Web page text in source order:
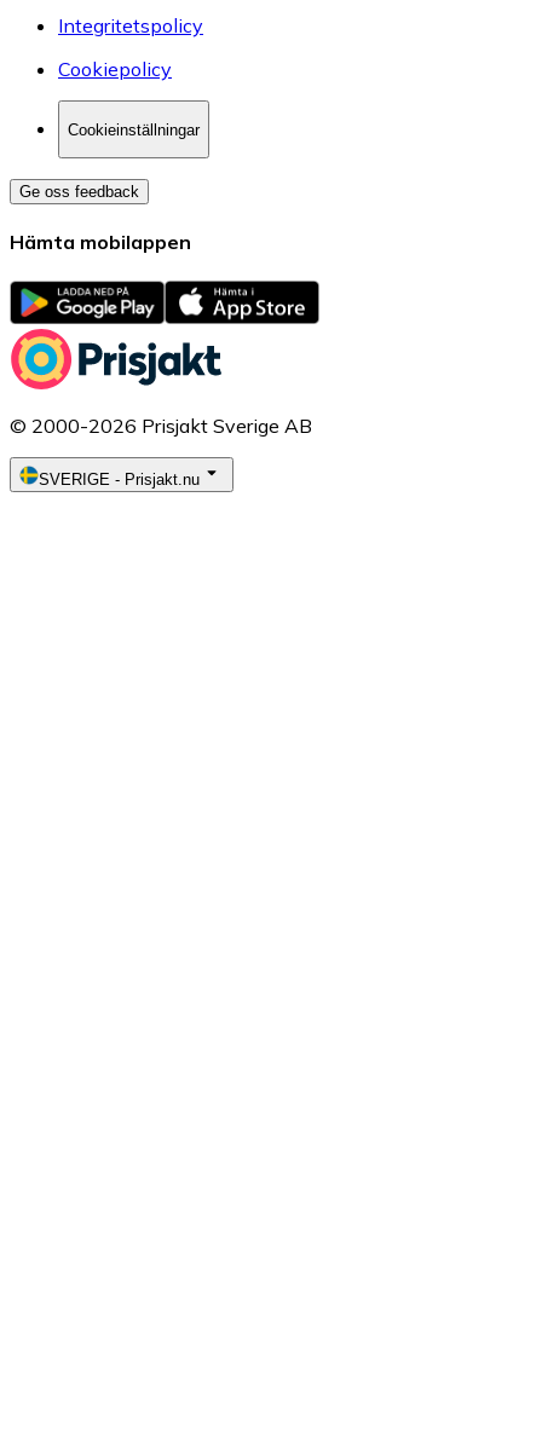
Integritetspolicy
Cookiepolicy
Cookieinställningar
Ge oss feedback
Hämta mobilappen
© 2000-2026 Prisjakt Sverige AB
SVERIGE - Prisjakt.nu